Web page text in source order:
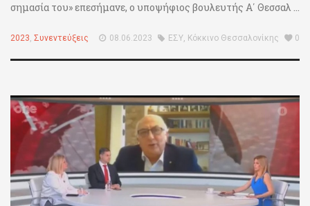
σημασία του» επεσήμανε, ο υποψήφιος βουλευτής Α΄ Θεσσαλ ...
2023, Συνεντεύξεις 08.06.2023 ΕΣΥ, Κόκκινο Θεσσαλονίκης 0